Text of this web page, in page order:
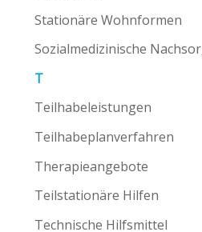
Stationäre Wohnformen
Sozialmedizinische
T
Teilhabeleistungen
Teilhabeplanverfahren
Therapieangebote
Teilstationäre Hilfen
Technische Hilfsmittel